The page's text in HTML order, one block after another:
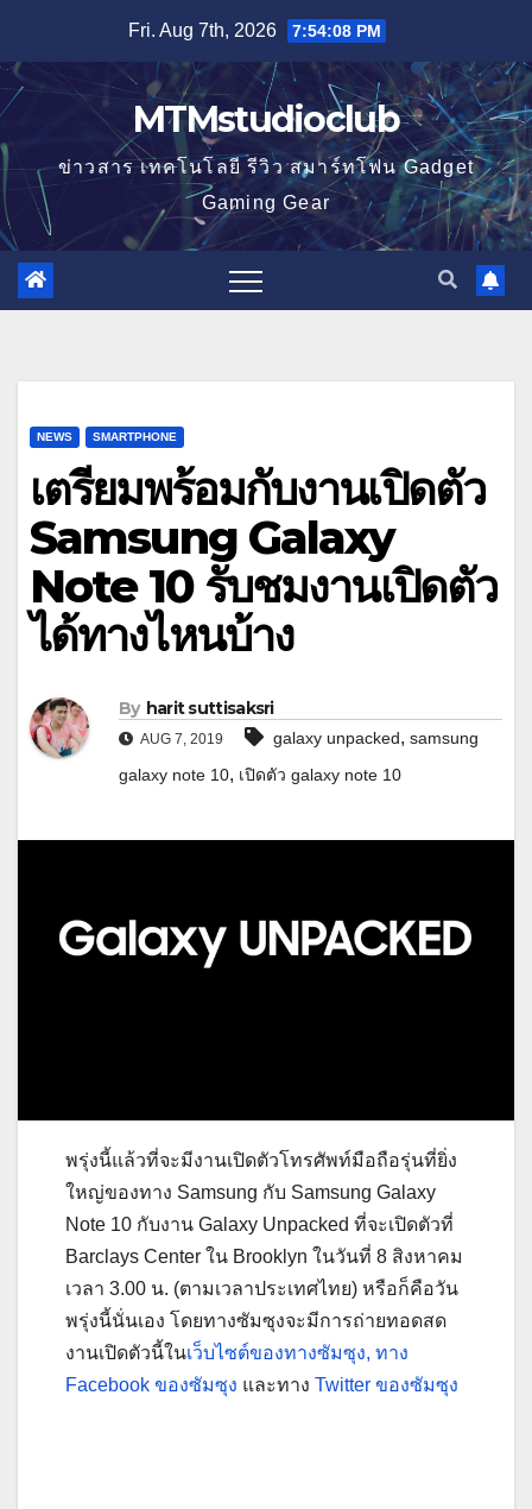
content
Fri. Aug 7th, 2026 7:54:09 PM
MTMstudioclub
ข่าวสาร เทคโนโลยี รีวิว สมาร์ทโฟน Gadget
Gaming Gear
NEWS SMARTPHONE
เตรียมพร้อมกับงานเปิดตัว
Samsung Galaxy
Note 10 รับชมงานเปิดตัว
ได้ทางไหนบ้าง
By harit suttisaksri
AUG 7, 2019 galaxy unpacked, samsung
galaxy note 10, เปิดตัว galaxy note 10
พรุ่งนี้แล้วที่จะมีงานเปิดตัวโทรศัพท์มือถือรุ่นที่ยิ่ง
ใหญ่ของทาง Samsung กับ Samsung Galaxy
Note 10 กับงาน Galaxy Unpacked ที่จะเปิดตัวที่
Barclays Center ใน Brooklyn ในวันที่ 8 สิงหาคม
เวลา 3.00 น. (ตามเวลาประเทศไทย) หรือก็คือวัน
พรุ่งนี้นั่นเอง โดยทางซัมซุงจะมีการถ่ายทอดสด
งานเปิดตัวนี้ในเว็บไซต์ของทางซัมซุง, ทาง
Facebook ของซัมซุง และทาง Twitter ของซัมซุง